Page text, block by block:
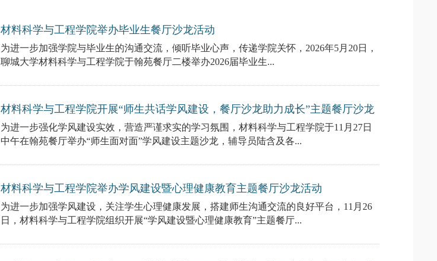
材料科学与工程学院举办毕业生餐厅沙龙活动
为进一步加强学院与毕业生的沟通交流，倾听毕业心声，传递学院关怀，2026年5月20日，
聊城大学材料科学与工程学院于翰苑餐厅二楼举办2026届毕业生...
材料科学与工程学院开展“师生共话学风建设，餐厅沙龙助力成长”主题餐厅沙龙
活动
为进一步强化学风建设实效，营造严谨求实的学习氛围，材料科学与工程学院于11月27日
中午在翰苑餐厅举办“师生面对面”学风建设主题沙龙，辅导员陆含及各...
材料科学与工程学院举办学风建设暨心理健康教育主题餐厅沙龙活动
为进一步加强学风建设，关注学生心理健康发展，搭建师生沟通交流的良好平台，11月26
日，材料科学与工程学院组织开展“学风建设暨心理健康教育”主题餐厅...